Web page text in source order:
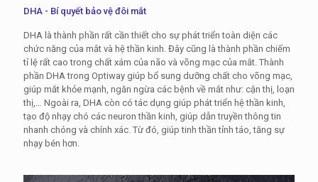
DHA - Bí quyết bảo vệ đôi mắt
DHA là thành phần rất cần thiết cho sự phát triển toàn diện các
chức năng của mắt và hệ thần kinh. Đây cũng là thành phần chiếm
tỉ lệ rất cao trong chất xám của não và võng mạc của mắt. Thành
phần DHA trong Optiway giúp bổ sung dưỡng chất cho võng mạc,
giúp mắt khỏe mạnh, ngăn ngừa các bệnh về mắt như: cận thị, loạn
thị,… Ngoài ra, DHA còn có tác dụng giúp phát triển hệ thần kinh,
tạo độ nhạy chó các neuron thần kinh, giúp dẫn truyền thông tin
nhanh chóng và chính xác. Từ đó, giúp tinh thần tỉnh táo, tăng sự
nhạy bén hơn.